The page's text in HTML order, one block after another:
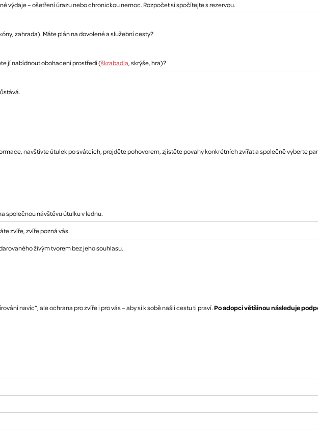
výdaje – ošetření úrazu nebo chronickou nemoc. Rozpočet si spočítejte s rezervou.
zahrada). Máte plán na dovolené a služební cesty?
jí nabídnout obohacení prostředí (škrabadla , skrýše, hra)?
navštivte útulek po svátcích, projděte pohovorem, zjistěte povahy konkrétních zvířat a společně vyberte
společnou návštěvu útulku v lednu.
zvíře, zvíře pozná vás.
živým tvorem bez jeho souhlasu.
navíc“, ale ochrana pro zvíře i pro vás – aby si k sobě našli cestu ti praví.Po adopci většinou následuje